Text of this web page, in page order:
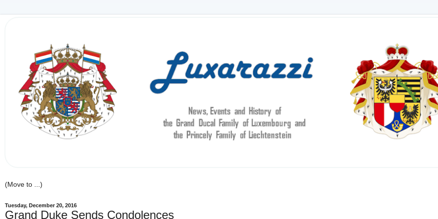
Tuesday, December 20, 2016
Grand Duke Sends Condolences